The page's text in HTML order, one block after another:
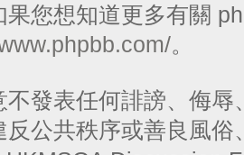
果您想知道更多有關
。
不發表任何誹謗、侮
反公共秩序或善良風